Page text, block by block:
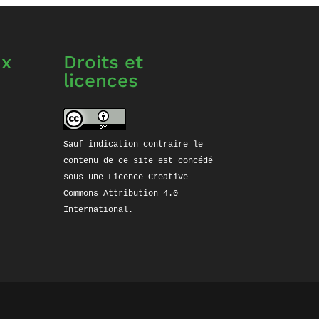
Droits et
licences
Sauf indication contraire le
contenu de ce site est concédé
sous une
Licence Creative
Commons Attribution 4.0
International